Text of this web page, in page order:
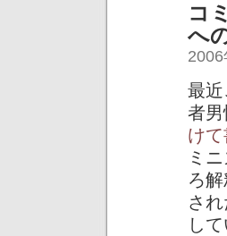
コ
へ
最
者
け
ミ
ろ
さ
し